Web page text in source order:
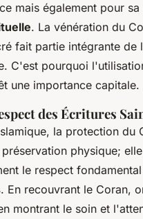
mais également pour sa
. La vénération du
fait partie intégrante de
C'est pourquoi
une importance capitale.
des Écritures
la protection du
physique; elle
le respect
. En recouvrant le Coran,
montrant le soin et